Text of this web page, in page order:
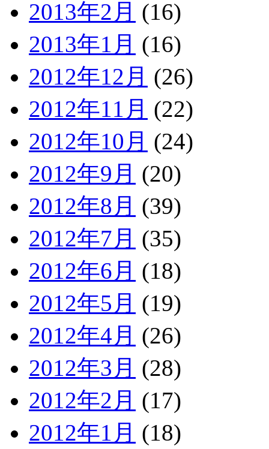
2013年2月 (16)
2013年1月 (16)
2012年12月 (26)
2012年11月 (22)
2012年10月 (24)
2012年9月 (20)
2012年8月 (39)
2012年7月 (35)
2012年6月 (18)
2012年5月 (19)
2012年4月 (26)
2012年3月 (28)
2012年2月 (17)
2012年1月 (18)